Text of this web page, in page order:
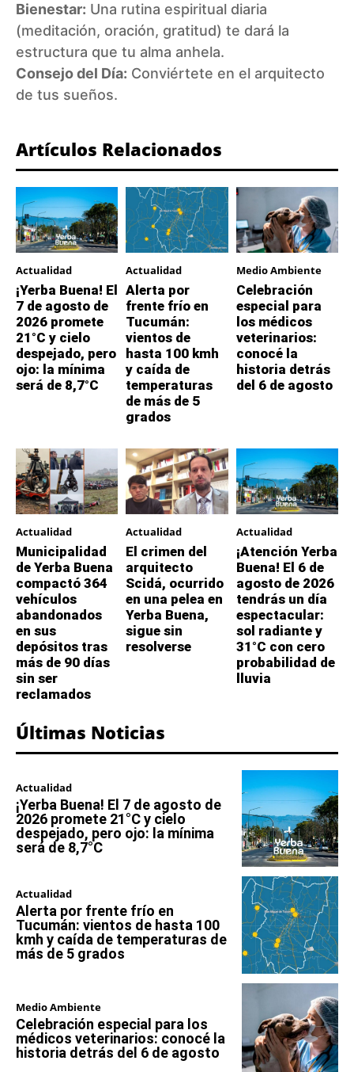
Bienestar: Una rutina espiritual diaria
(meditación, oración, gratitud) te dará la
estructura que tu alma anhela.
Consejo del Día: Conviértete en el arquitecto
de tus sueños.
Artículos Relacionados
Actualidad
¡Yerba Buena! El
7 de agosto de
2026 promete
21°C y cielo
despejado, pero
ojo: la mínima
será de 8,7°C
Actualidad
Alerta por
frente frío en
Tucumán:
vientos de
hasta 100 kmh
y caída de
temperaturas
de más de 5
grados
Medio Ambiente
Celebración
especial para
los médicos
veterinarios:
conocé la
historia detrás
del 6 de agosto
Actualidad
Municipalidad
de Yerba Buena
compactó 364
vehículos
abandonados
en sus
depósitos tras
más de 90 días
sin ser
reclamados
Actualidad
El crimen del
arquitecto
Scidá, ocurrido
en una pelea en
Yerba Buena,
sigue sin
resolverse
Actualidad
¡Atención Yerba
Buena! El 6 de
agosto de 2026
tendrás un día
espectacular:
sol radiante y
31°C con cero
probabilidad de
lluvia
Últimas Noticias
Actualidad
¡Yerba Buena! El 7 de agosto de
2026 promete 21°C y cielo
despejado, pero ojo: la mínima
será de 8,7°C
Actualidad
Alerta por frente frío en
Tucumán: vientos de hasta 100
kmh y caída de temperaturas de
más de 5 grados
Medio Ambiente
Celebración especial para los
médicos veterinarios: conocé la
historia detrás del 6 de agosto